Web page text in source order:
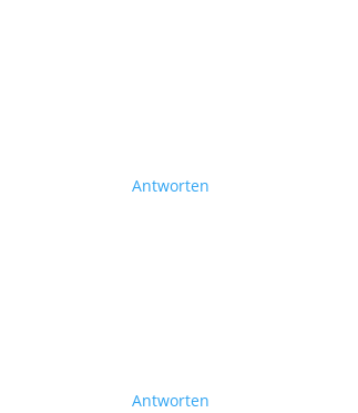
Antworten
Antworten